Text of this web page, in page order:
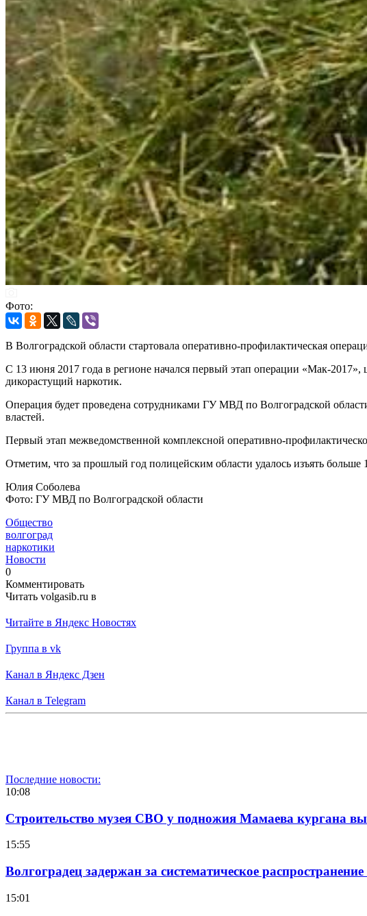
Фото:
В Волгоградской области стартовала оперативно-профилактическая
С 13 июня 2017 года в регионе начался первый этап операции «Мак-2017»,
дикорастущий наркотик.
Операция будет проведена сотрудниками ГУ МВД по Волгоградской
властей.
Первый этап межведомственной комплексной оперативно-
Отметим, что за прошлый год полицейским области удалось изъять
Юлия Соболева
Фото: ГУ МВД по Волгоградской области
Общество
волгоград
наркотики
Новости
0
Комментировать
Читать volgasib.ru в
Читайте в Яндекс Новостях
Группа в vk
Канал в Яндекс Дзен
Канал в Telegram
Последние новости:
10:08
Строительство музея СВО у подножия Мамаева кургана
15:55
Волгоградец задержан за систематическое
15:01